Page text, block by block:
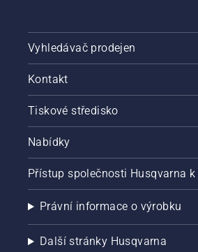
Vyhledávač prodejen
Kontakt
Tiskové středisko
Nabídky
Přístup společnosti Husqvarna
Právní informace o výrobku
Další stránky Husqvarna